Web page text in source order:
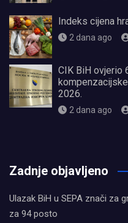
Indeks cijena
2 dana ago
CIK BiH ovjerio
2026.
2 dana ago
Zadnje objavljeno
Ulazak BiH u SEPA znači za
za 94 posto